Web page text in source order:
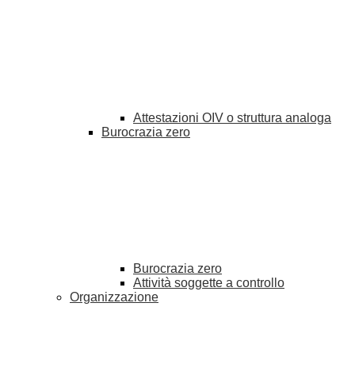
Attestazioni OIV o struttura analoga
Burocrazia zero
Burocrazia zero
Attività soggette a controllo
Organizzazione